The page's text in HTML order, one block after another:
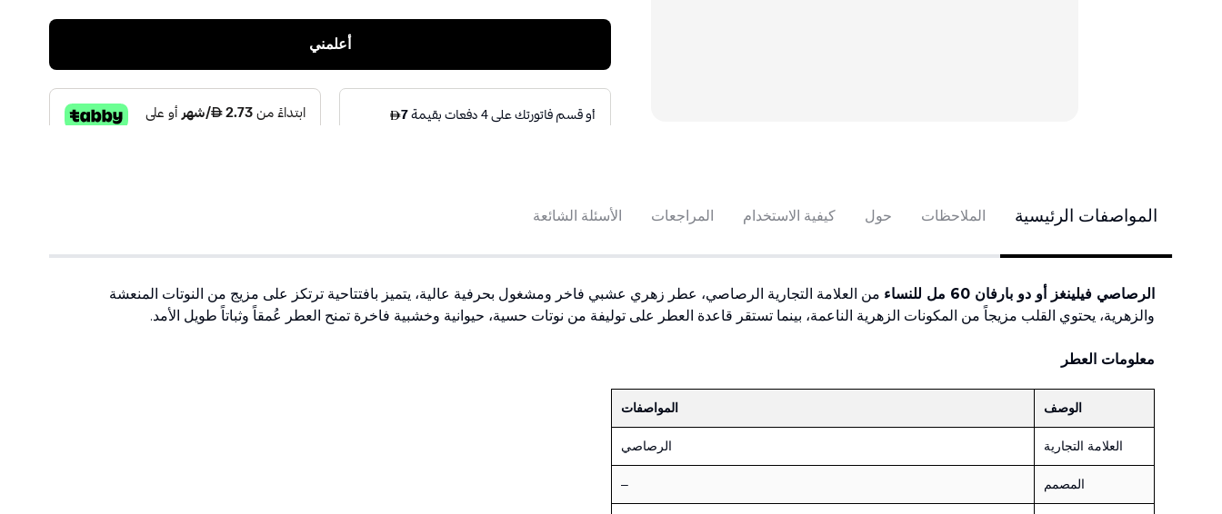
أعلمني
(
1
)
المواصفات الرئيسية الملاحظات حول كيفية الاستخدام المراجعات الأسئلة الشائعة
الرصاصي فيلينغز أو دو بارفان 60 مل للنساء
من العلامة التجارية الرصاصي، عطر زهري عشبي فاخر ومشغول بحرفية عالية، يتميز بافتتاحية ترتكز على مزيج من النوتات المنعشة
والزهرية، يحتوي القلب مزيجاً من المكونات الزهرية الناعمة، بينما تستقر قاعدة العطر على توليفة من نوتات حسية، حيوانية وخشبية فاخرة تمنح العطر عُمقاً وثباتاً طويل الأمد.
معلومات العطر
الوصف المواصفات
العلامة التجارية الرصاصي
المصمم –